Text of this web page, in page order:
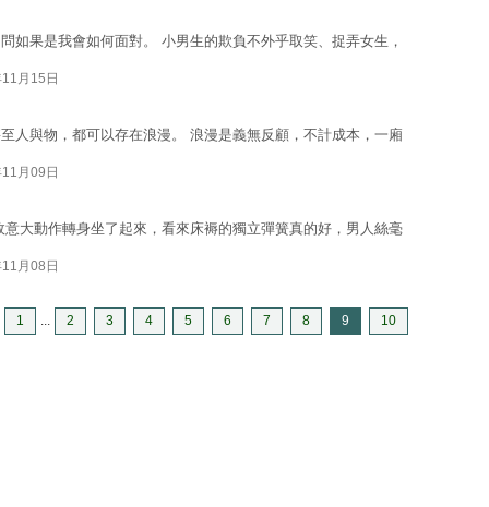
如果是我會如何面對。 小男生的欺負不外乎取笑、捉弄女生，
月15日
人與物，都可以存在浪漫。 浪漫是義無反顧，不計成本，一廂
月09日
大動作轉身坐了起來，看來床褥的獨立彈簧真的好，男人絲毫
月08日
1 ... 2 3 4 5 6 7 8 9 10